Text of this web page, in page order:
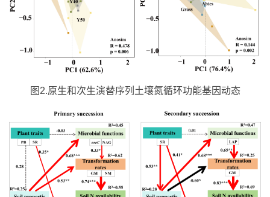
图2.原生和次生演替序列土壤氮循环功能基因动态